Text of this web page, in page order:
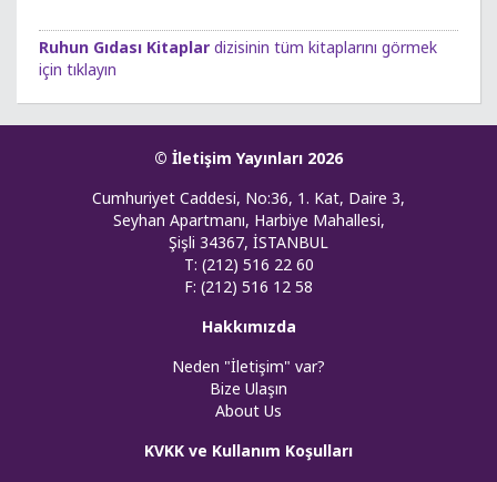
Ruhun Gıdası Kitaplar dizisinin tüm kitaplarını görmek
için tıklayın
© İletişim Yayınları 2026
Cumhuriyet Caddesi, No:36, 1. Kat, Daire 3,
Seyhan Apartmanı, Harbiye Mahallesi,
Şişli 34367, İSTANBUL
T: (212) 516 22 60
F: (212) 516 12 58
Hakkımızda
Neden "İletişim" var?
Bize Ulaşın
About Us
KVKK ve Kullanım Koşulları